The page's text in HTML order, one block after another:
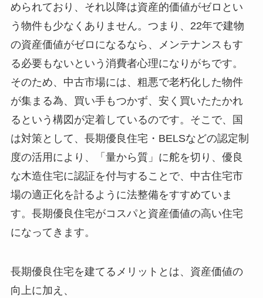
められており、それ以降は資産的価値がゼロとい
う物件も少なくありません。つまり、22年で建物
の資産価値がゼロになるなら、メンテナンスもす
る必要もないという消費者心理になりがちです。
そのため、中古市場には、粗悪で老朽化した物件
が集まる為、買い手もつかず、安く買いたたかれ
るという構図が定着しているのです。そこで、国
は対策として、長期優良住宅・BELSなどの認定制
度の活用により、「量から質」に舵を切り、優良
な木造住宅に認証を付与することで、中古住宅市
場の適正化を計るように法整備をすすめていま
す。長期優良住宅がコスパと資産価値の高い住宅
になってきます。
長期優良住宅を建てるメリットとは、資産価値の
向上に加え、